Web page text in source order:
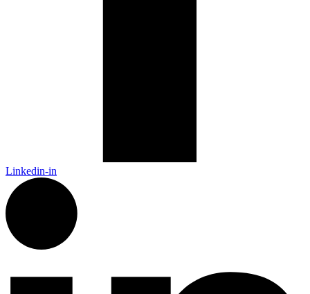
Linkedin-in